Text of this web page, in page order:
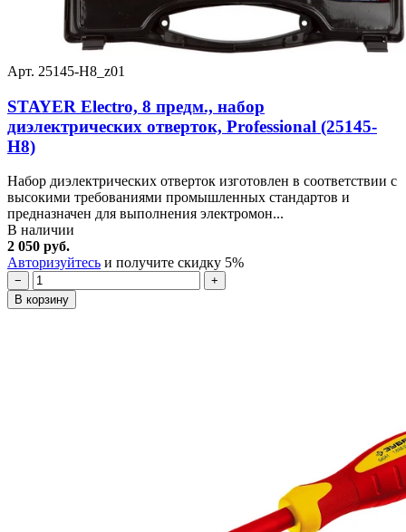
Арт. 25145-H8_z01
STAYER Electro, 8 предм., набор
диэлектрических отверток, Professional (25145-
H8)
Набор диэлектрических отверток изготовлен в соответствии с
высокими требованиями промышленных стандартов и
предназначен для выполнения электромон...
В наличии
2 050 руб.
Авторизуйтесь и получите скидку 5%
−
+
В корзину